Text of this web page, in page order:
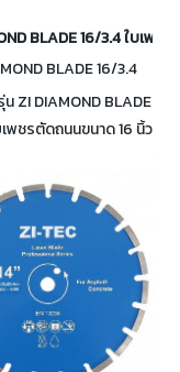
ด 16 นิ้ว หนา 10 มม.
BLADE 16/3.4 ใบเพช
BLADE 16/3.4
ZI DIAMOND BLADE
พชรตัดถนนขนาด 16 นิ้ว